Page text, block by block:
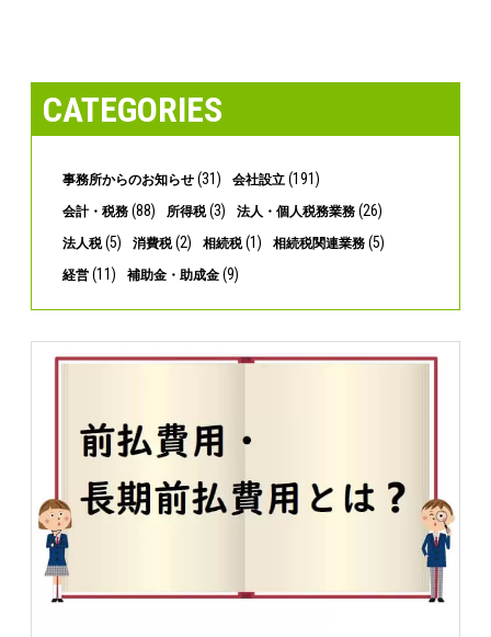
CATEGORIES
事務所からのお知らせ (31) 会社設立 (191)
会計・税務 (88) 所得税(3) 法人・個人税務業務 (26)
法人税(5) 消費税(2) 相続税(1) 相続税関連業務 (5)
経営 (11) 補助金・助成金 (9)